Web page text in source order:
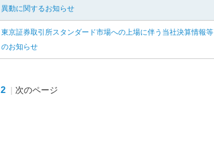
異動に関するお知らせ
東京証券取引所スタンダード市場への上場に伴う当社決算情報等
のお知らせ
2 次のページ